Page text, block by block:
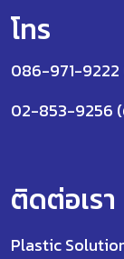
โทร
086-971-
02-853-9256
ติดต่อเรา
Plastic